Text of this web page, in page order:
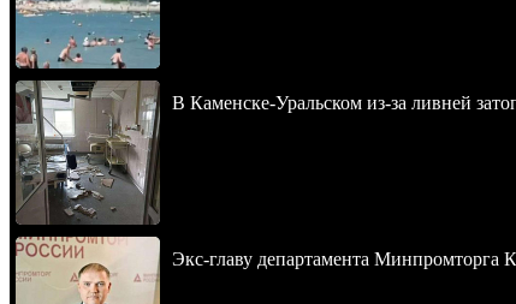
В Каменске-Уральском из-за ливней
Экс-главу департамента Минпромторга